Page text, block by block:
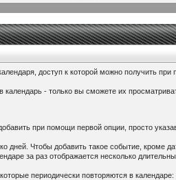
доступ к которой можно получить
- только вы сможете их
при помощи первой опции, просто
дней. Чтобы добавить такое событие,
за раз отображается несколько
периодически повторяются в